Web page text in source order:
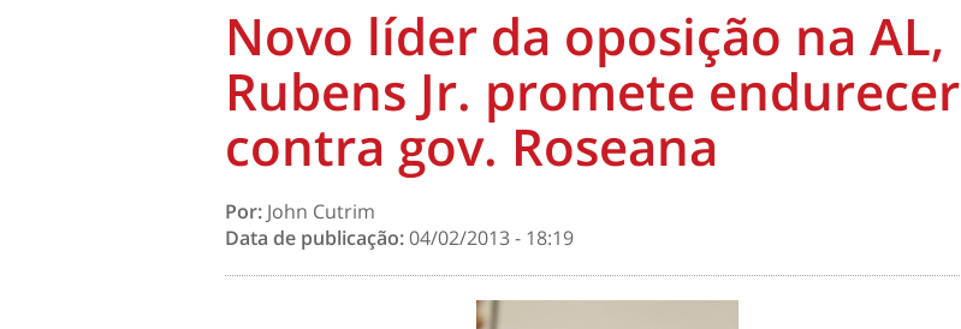
Novo líder da oposição na AL,
Rubens Jr. promete endurecer
contra gov. Roseana
Por: John Cutrim
Data de publicação:04/02/2013 - 18:19